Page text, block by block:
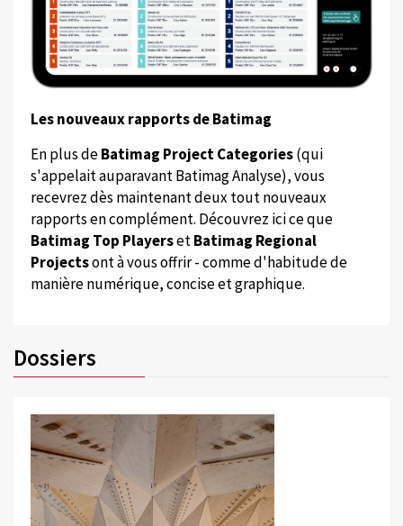
Les nouveaux rapports de Batimag
En plus deBatimag Project Categories(qui
s'appelait auparavant Batimag Analyse), vous
recevrez dès maintenant deux tout nouveaux
rapports en complément. Découvrez ici ce que
Batimag Top PlayersetBatimag Regional
Projectsont à vous offrir - comme d'habitude de
manière numérique, concise et graphique.
Dossiers